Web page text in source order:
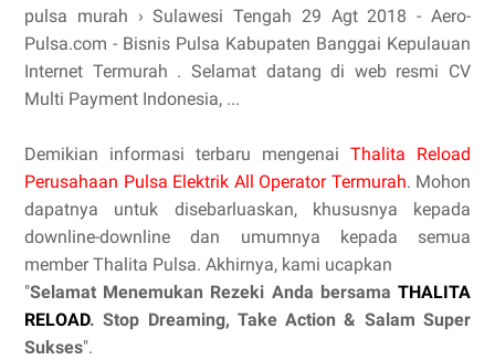
pulsa murah › Sulawesi Tengah 29 Agt 2018 - Aero-
Pulsa.com - Bisnis Pulsa Kabupaten Banggai Kepulauan
Internet Termurah . Selamat datang di web resmi CV
Multi Payment Indonesia, ...
Demikian informasi terbaru mengenai Thalita Reload
Perusahaan Pulsa Elektrik All Operator Termurah. Mohon
dapatnya untuk disebarluaskan, khususnya kepada
downline-downline dan umumnya kepada semua
member Thalita Pulsa. Akhirnya, kami ucapkan
"Selamat Menemukan Rezeki Anda bersama THALITA
RELOAD. Stop Dreaming, Take Action & Salam Super
Sukses".